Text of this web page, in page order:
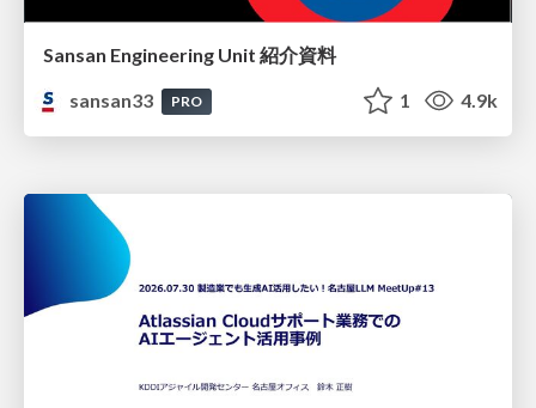
Sansan Engineering Unit 紹介資料
sansan33
PRO 1 4.9k